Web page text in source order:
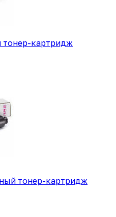
тонер-картридж
тонер-картридж